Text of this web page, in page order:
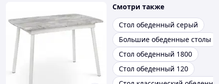
Смотри также
Стол обеденный серый
Большие обеденные столы
Стол обеденный 1800
Стол обеденный 120